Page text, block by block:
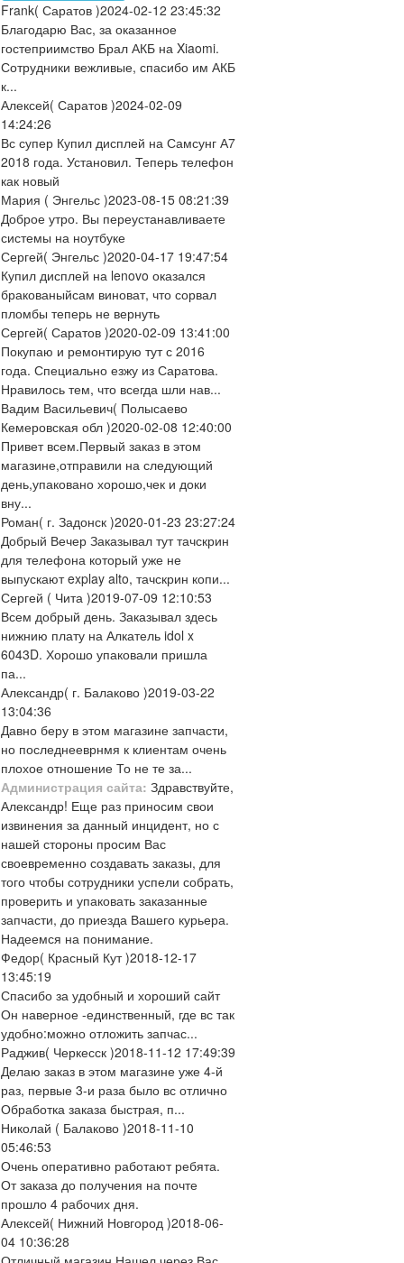
Frank( Саратов )2024-02-12 23:45:32
Благодарю Вас, за оказанное
гостеприимство Брал АКБ на Xiaomi.
Сотрудники вежливые, спасибо им АКБ
к...
Алексей( Саратов )2024-02-09
14:24:26
Вс супер Купил дисплей на Самсунг А7
2018 года. Установил. Теперь телефон
как новый
Мария ( Энгельс )2023-08-15 08:21:39
Доброе утро. Вы переустанавливаете
системы на ноутбуке
Сергей( Энгельс )2020-04-17 19:47:54
Купил дисплей на lenovo оказался
бракованыйсам виноват, что сорвал
пломбы теперь не вернуть
Сергей( Саратов )2020-02-09 13:41:00
Покупаю и ремонтирую тут с 2016
года. Специально езжу из Саратова.
Нравилось тем, что всегда шли нав...
Вадим Васильевич( Полысаево
Кемеровская обл )2020-02-08 12:40:00
Привет всем.Первый заказ в этом
магазине,отправили на следующий
день,упаковано хорошо,чек и доки
вну...
Роман( г. Задонск )2020-01-23 23:27:24
Добрый Вечер Заказывал тут тачскрин
для телефона который уже не
выпускают explay alto, тачскрин копи...
Сергей ( Чита )2019-07-09 12:10:53
Всем добрый день. Заказывал здесь
нижнию плату на Алкатель idol x
6043D. Хорошо упаковали пришла
па...
Александр( г. Балаково )2019-03-22
13:04:36
Давно беру в этом магазине запчасти,
но последнееврнмя к клиентам очень
плохое отношение То не те за...
Администрация сайта: Здравствуйте,
Александр! Еще раз приносим свои
извинения за данный инцидент, но с
нашей стороны просим Вас
своевременно создавать заказы, для
того чтобы сотрудники успели собрать,
проверить и упаковать заказанные
запчасти, до приезда Вашего курьера.
Надеемся на понимание.
Федор( Красный Кут )2018-12-17
13:45:19
Спасибо за удобный и хороший сайт
Он наверное -единственный, где вс так
удобно:можно отложить запчас...
Раджив( Черкесск )2018-11-12 17:49:39
Делаю заказ в этом магазине уже 4-й
раз, первые 3-и раза было вс отлично
Обработка заказа быстрая, п...
Николай ( Балаково )2018-11-10
05:46:53
Очень оперативно работают ребята.
От заказа до получения на почте
прошло 4 рабочих дня.
Алексей( Нижний Новгород )2018-06-
04 10:36:28